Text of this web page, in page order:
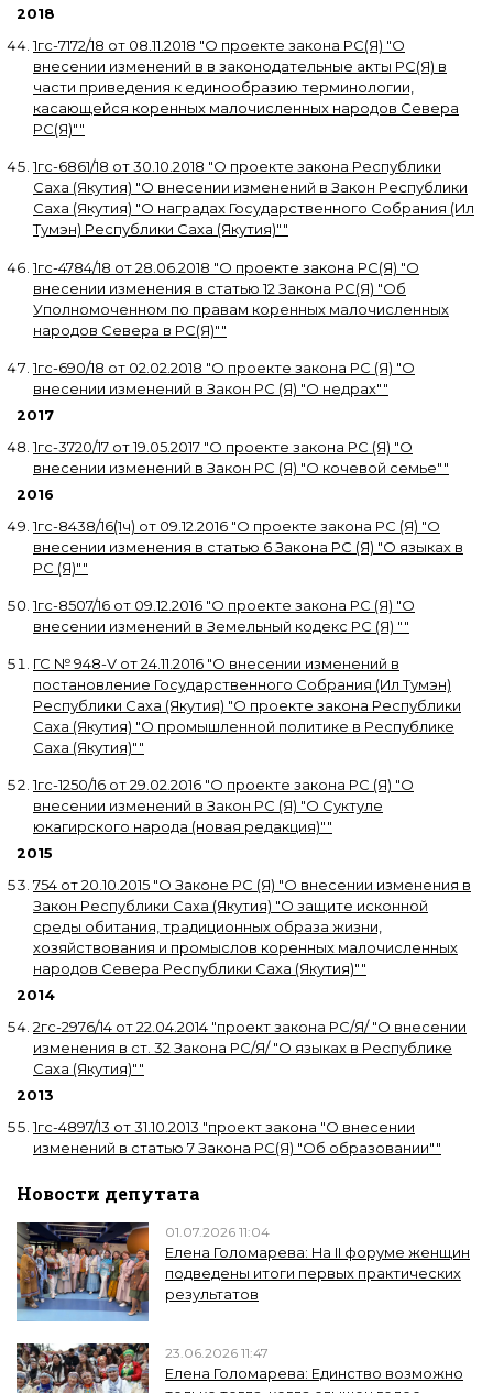
2018
1гс-7172/18 от 08.11.2018 "О проекте закона РС(Я) "О
внесении изменений в в законодательные акты РС(Я) в
части приведения к единообразию терминологии,
касающейся коренных малочисленных народов Севера
РС(Я)""
1гс-6861/18 от30.10.2018 "О проекте закона Республики
Саха (Якутия) "О внесении изменений в Закон Республики
Саха (Якутия) "О наградах Государственного Собрания (Ил
Тумэн) Республики Саха (Якутия)""
1гс-4784/18 от28.06.2018 "О проекте закона РС(Я) "О
внесении изменения в статью 12 Закона РС(Я) "Об
Уполномоченном по правам коренных малочисленных
народов Севера в РС(Я)""
1гс-690/18 от 02.02.2018 "О проекте закона РС (Я) "О
внесении изменений в Закон РС (Я) "О недрах""
2017
1гс-3720/17 от19.05.2017 "О проекте закона РС (Я) "О
внесении изменений в Закон РС (Я) "О кочевой семье""
2016
1гс-8438/16(1ч) от 09.12.2016 "О проекте закона РС (Я) "О
внесении изменения в статью 6 Закона РС (Я) "О языках в
РС (Я)""
1гс-8507/16 от 09.12.2016 "О проекте закона РС (Я) "О
внесении изменений в Земельный кодекс РС (Я) ""
ГС № 948-V от24.11.2016 "О внесении изменений в
постановление Государственного Собрания (Ил Тумэн)
Республики Саха (Якутия) "О проекте закона Республики
Саха (Якутия) "О промышленной политике в Республике
Саха (Якутия)""
1гс-1250/16 от29.02.2016 "О проекте закона РС (Я) "О
внесении изменений в Закон РС (Я) "О Суктуле
юкагирского народа (новая редакция)""
2015
754 от20.10.2015 "О Законе РС (Я) "О внесении изменения в
Закон Республики Саха (Якутия) "О защите исконной
среды обитания, традиционных образа жизни,
хозяйствования и промыслов коренных малочисленных
народов Севера Республики Саха (Якутия)""
2014
2гс-2976/14 от22.04.2014 "проект закона РС/Я/ "О внесении
изменения в ст. 32 Закона РС/Я/ "О языках в Республике
Саха (Якутия)""
2013
1гс-4897/13 от31.10.2013 "проект закона "О внесении
изменений в статью 7 Закона РС(Я) "Об образовании""
Новости депутата
01.07.2026 11:04
Елена Голомарева: На II форуме женщин
подведены итоги первых практических
результатов
23.06.2026 11:47
Елена Голомарева: Единство возможно